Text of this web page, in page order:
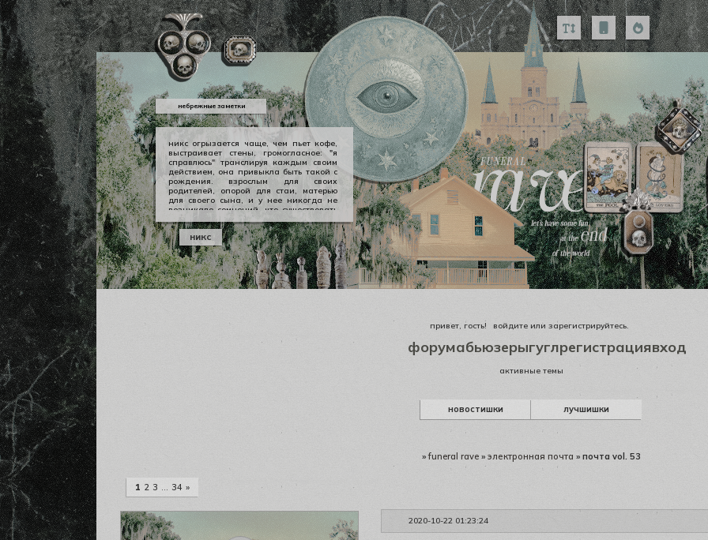
никс огрызается чаще, чем пьет кофе,
выстраивает стены, громогласное: "я
справлюсь" транслируя каждым своим
действием, она привыкла быть такой с
рождения. взрослым для своих
родителей, опорой для стаи, матерью
для своего сына, и у нее никогда не
возникало сомнений, что существовать
можно в принципе своем как-то иначе.
у никс опора — она сама, даже если
уже давно изломанная, совершенно
ненадежная, но помощи она просит
тогда, когда не остается уже выбора.
никс
небрежные заметки
форумабьюзерыгуглрегистрациявход
активные темы
новостишки лучшишки
привет, гость! войдитеили зарегистрируйтесь.
»funeral rave » электронная почта » почта vol. 53
1 2 3 … 34 »
2020-10-22 01:23:24